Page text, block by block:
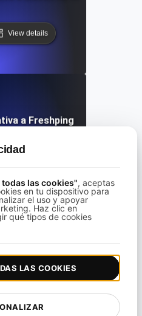
View details
a Freshping
View details
las cookies", aceptas
en tu dispositivo para
el uso y apoyar
Haz clic en
qué tipos de cookies
LAS COOKIES